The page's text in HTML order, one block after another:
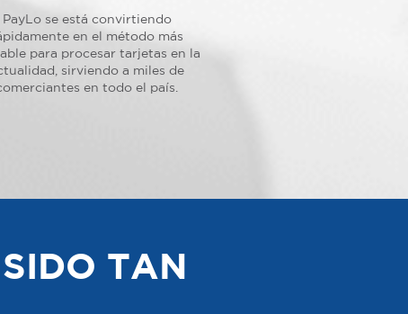
PayLo se está convirtiendo
en el método más
para procesar tarjetas en la
sirviendo a miles de
en todo el país.
TAN